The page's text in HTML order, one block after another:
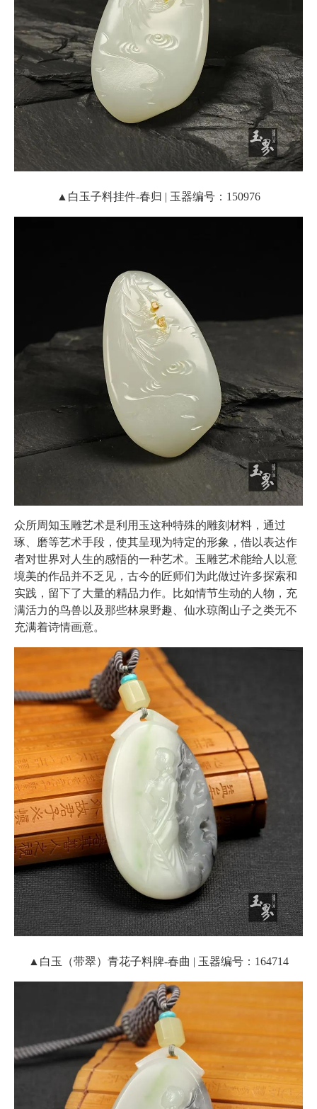
▲白玉子料挂件-春归 | 玉器编号：150976
众所周知玉雕艺术是利用玉这种特殊的雕刻材料，通过
琢、磨等艺术手段，使其呈现为特定的形象，借以表达作
者对世界对人生的感悟的一种艺术。玉雕艺术能给人以意
境美的作品并不乏见，古今的匠师们为此做过许多探索和
实践，留下了大量的精品力作。比如情节生动的人物，充
满活力的鸟兽以及那些林泉野趣、仙水琼阁山子之类无不
充满着诗情画意。
▲白玉（带翠）青花子料牌-春曲 | 玉器编号：164714